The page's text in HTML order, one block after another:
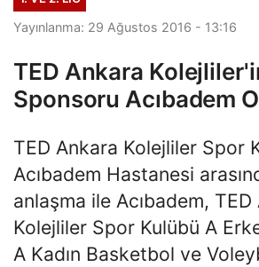
Yayınlanma: 29 Ağustos 2016 - 13:16
TED Ankara
Sponsoru Acıbadem
TED Ankara Kolejliler Spor
Acıbadem Hastanesi
anlaşma ile Acıbadem, TED
Kolejliler Spor Kulübü A
A Kadın Basketbol ve